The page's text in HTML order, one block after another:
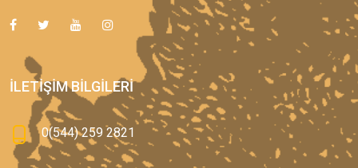
İLETIŞIM BILGILERI
0(544) 259 2821